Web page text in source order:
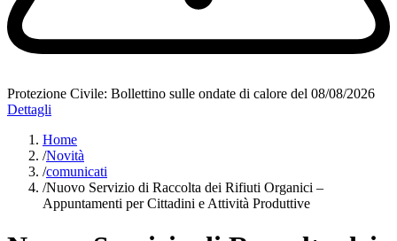
Protezione Civile: Bollettino sulle ondate di calore del 08/08/2026
Dettagli
Home
/Novità
/comunicati
/Nuovo Servizio di Raccolta dei Rifiuti Organici –
Appuntamenti per Cittadini e Attività Produttive